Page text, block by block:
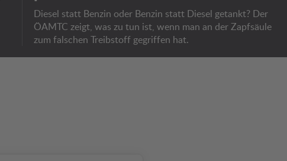
Diesel statt Benzin oder Benzin statt Diesel getankt? Der
ÖAMTC zeigt, was zu tun ist, wenn man an der Zapfsäule
zum falschen Treibstoff gegriffen hat.